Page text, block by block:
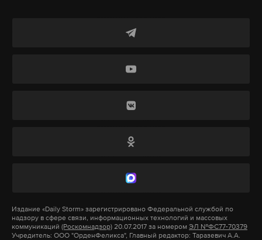
Издание «Daily Storm» зарегистрировано Федеральной службой по
надзору в сфере связи, информационных технологий и массовых
коммуникаций (Роскомнадзор) 20.07.2017 за номером ЭЛ №ФС77-70379
Учредитель: ООО "ОрденФеликса", Главный редактор: Таразевич А.А.